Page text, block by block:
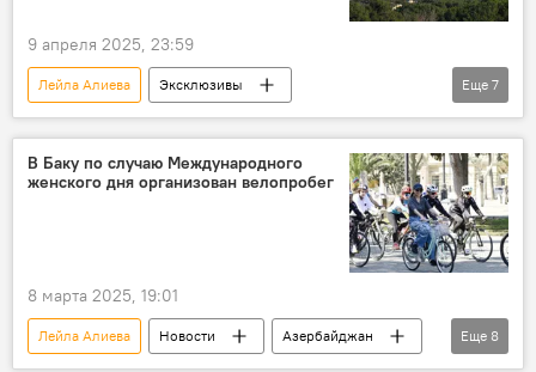
9 апреля 2025, 23:59
Лейла Алиева
Эксклюзивы
Азербайджан
Баку
Международный фестиваль йоги
Йога
Концерт
Суфий
боевые искусства
Еще 7
В Баку по случаю Международного
женского дня организован велопробег
8 марта 2025, 19:01
Лейла Алиева Новости
Азербайджан
Еще 8